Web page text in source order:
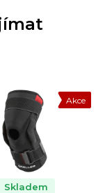
Akce
Skladem